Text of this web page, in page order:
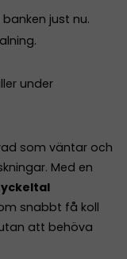
just nu.
under
som väntar och
Med en
snabbt få koll
att behöva